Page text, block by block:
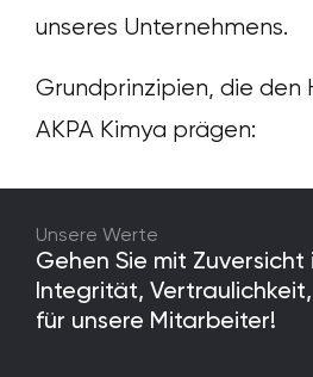
unseres Unternehmens.
Grundprinzipien, die den
AKPA Kimya prägen:
Unsere Werte
Gehen Sie mit Zuversicht
Integrität,
für unsere Mitarbeiter!